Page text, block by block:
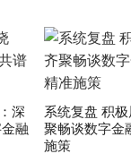
深
融
系统复盘 积
聚畅谈数字金
施策